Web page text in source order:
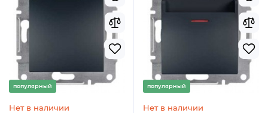
популярный
Нет в наличии
популярный
Нет в наличии